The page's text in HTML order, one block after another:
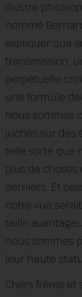
illustre
nommé
expliquer que
transmission,
perpétuelle
une formule
Nous sommes
juchés sur des
telle sorte que
plus de choses
derniers. Et
notre vue
taille
nous sommes
leur haute
Chers frères